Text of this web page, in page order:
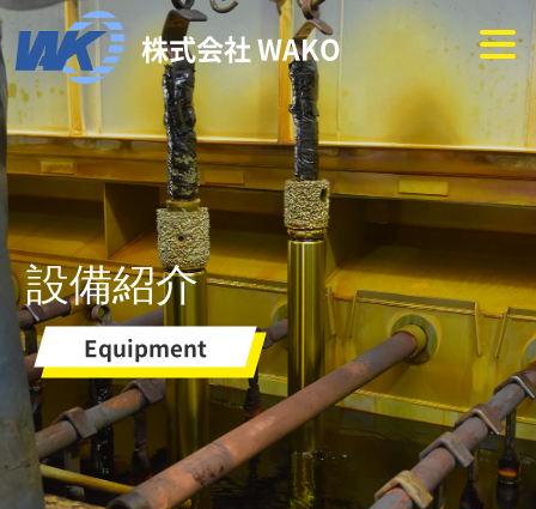
株式会社 WAKO
設備紹介
Equipment